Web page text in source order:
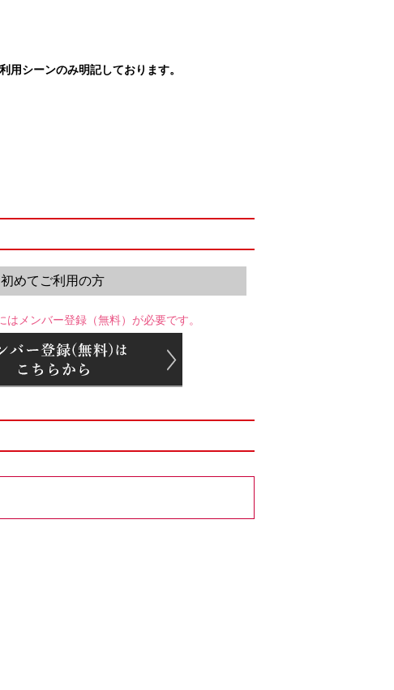
用シーンのみ明記しております。
初めてご利用の方
はメンバー登録（無料）が必要です。